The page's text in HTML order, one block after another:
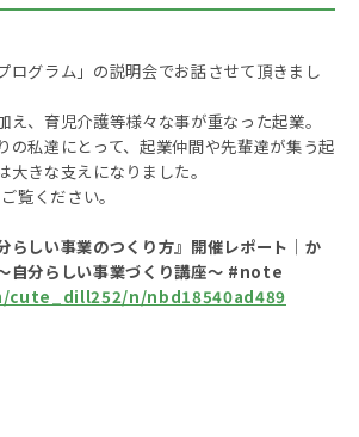
ログラム」の説明会でお話させて頂きまし
え、育児介護等様々な事が重なった起業。
の私達にとって、起業仲間や先輩達が集う起
大きな支えになりました。
覧ください。
らしい事業のつくり方』開催レポート｜ か
自分らしい事業づくり講座〜 #note
n/nbd18540ad489